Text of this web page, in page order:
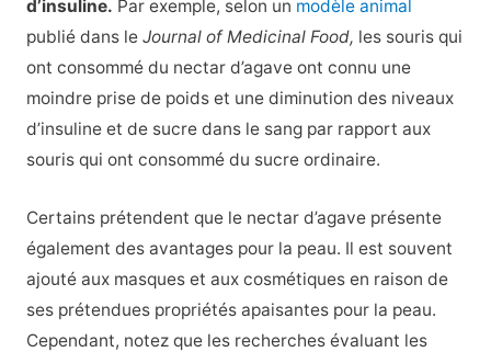
d’insuline. Par exemple, selon un modèle animal
publié dans le Journal of Medicinal Food, les souris qui
ont consommé du nectar d’agave ont connu une
moindre prise de poids et une diminution des niveaux
d’insuline et de sucre dans le sang par rapport aux
souris qui ont consommé du sucre ordinaire.
Certains prétendent que le nectar d’agave présente
également des avantages pour la peau. Il est souvent
ajouté aux masques et aux cosmétiques en raison de
ses prétendues propriétés apaisantes pour la peau.
Cependant, notez que les recherches évaluant les